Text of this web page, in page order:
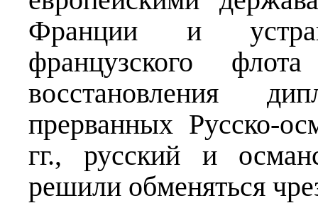
Франции и
французского
восстановления
прерванных Русско-
гг., русский и
решили обменяться